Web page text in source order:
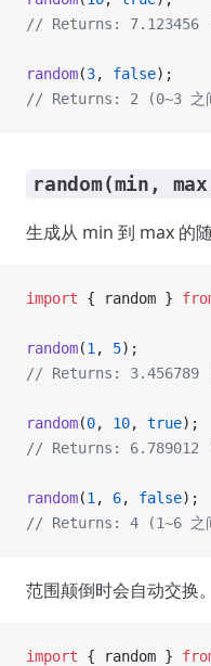
// Returns: 7.123456
random(3, false);
// Returns: 2 (0~3 之
random(min,
生成从 min 到 max 的随
import { random }
random(1 , 5);
// Returns: 3.456789
random(0, 10, true);
// Returns: 6.789012
random(1 , 6, false);
// Returns: 4 (1~6 之
范围颠倒时会自动交换。
import { random }